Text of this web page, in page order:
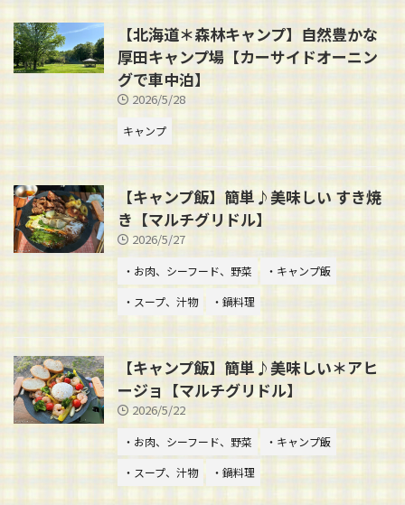
【北海道＊森林キャンプ】自然豊かな
厚田キャンプ場【カーサイドオーニン
グで車中泊】
2026/5/28
キャンプ
【キャンプ飯】簡単♪美味しい すき焼
き【マルチグリドル】
2026/5/27
・お肉、シーフード、野菜
・キャンプ飯
・スープ、汁物
・鍋料理
【キャンプ飯】簡単♪美味しい＊アヒ
ージョ【マルチグリドル】
2026/5/22
・お肉、シーフード、野菜
・キャンプ飯
・スープ、汁物
・鍋料理